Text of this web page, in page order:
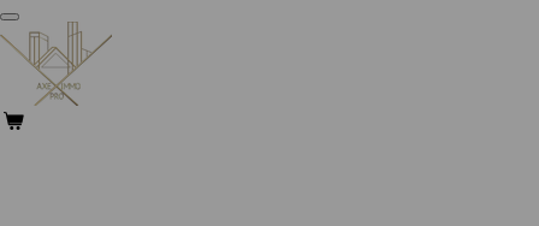
Passer
au
contenu
principal